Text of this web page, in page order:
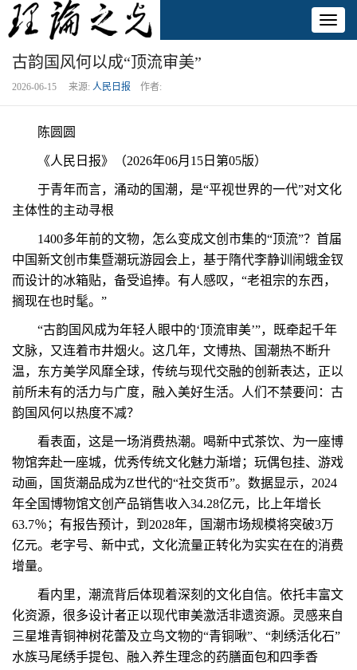
古韵国风何以成“顶流审美”
2026-06-15 来源: 人民日报 作者:
陈圆圆
《人民日报》（2026年06月15日第05版）
于青年而言，涌动的国潮，是“平视世界的一代”对文化
主体性的主动寻根
1400多年前的文物，怎么变成文创市集的“顶流”？首届
中国新文创市集暨潮玩游园会上，基于隋代李静训闹蛾金钗
而设计的冰箱贴，备受追捧。有人感叹，“老祖宗的东西，
搁现在也时髦。”
“古韵国风成为年轻人眼中的‘顶流审美’”，既牵起千年
文脉，又连着市井烟火。这几年，文博热、国潮热不断升
温，东方美学风靡全球，传统与现代交融的创新表达，正以
前所未有的活力与广度，融入美好生活。人们不禁要问：古
韵国风何以热度不减？
看表面，这是一场消费热潮。喝新中式茶饮、为一座博
物馆奔赴一座城，优秀传统文化魅力渐增；玩偶包挂、游戏
动画，国货潮品成为Z世代的“社交货币”。数据显示，2024
年全国博物馆文创产品销售收入34.28亿元，比上年增长
63.7％；有报告预计，到2028年，国潮市场规模将突破3万
亿元。老字号、新中式，文化流量正转化为实实在在的消费
增量。
看内里，潮流背后体现着深刻的文化自信。依托丰富文
化资源，很多设计者正以现代审美激活非遗资源。灵感来自
三星堆青铜神树花蕾及立鸟文物的“青铜啾”、“刺绣活化石”
水族马尾绣手提包、融入养生理念的药膳面包和四季香